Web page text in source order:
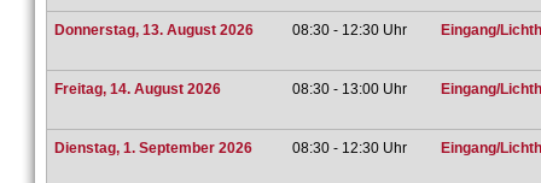
Donnerstag, 13. August 2026 08:30 - 12:30 Uhr Eingang/
Freitag, 14. August 2026 08:30 - 13:00 Uhr Eingang/
Dienstag, 1. September 2026 08:30 - 12:30 Uhr Eingang/